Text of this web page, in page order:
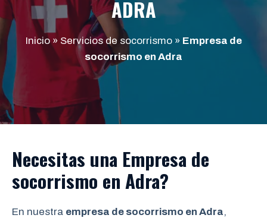
ADRA
Inicio» Servicios de socorrismo» Empresa de
socorrismo en Adra
Necesitas una Empresa de
socorrismo en Adra?
En nuestra empresa de socorrismo en Adra,